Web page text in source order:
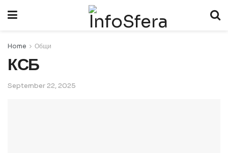
Home Общи
КСБ
September 22, 2025